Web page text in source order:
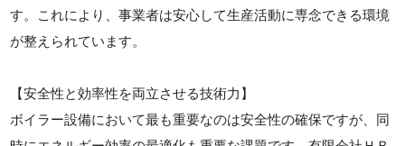
す。これにより、事業者は安心して生産活動に専念できる環境
が整えられています。
【安全性と効率性を両立させる技術力】
ボイラー設備において最も重要なのは安全性の確保ですが、同